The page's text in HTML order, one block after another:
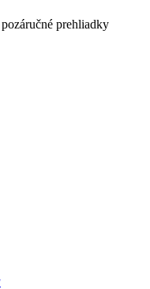
prehliadky